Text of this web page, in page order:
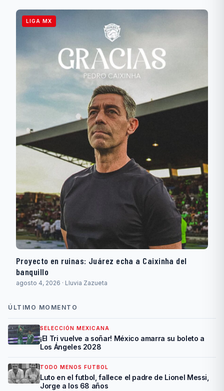
LIGA MX
Proyecto en ruinas: Juárez echa a Caixinha del
banquillo
agosto 4, 2026 · Lluvia Zazueta
ÚLTIMO MOMENTO
SELECCIÓN MEXICANA
¡El Tri vuelve a soñar! México amarra su boleto a
Los Ángeles 2028
TODO MENOS FUTBOL
Luto en el futbol, fallece el padre de Lionel Messi,
Jorge a los 68 años